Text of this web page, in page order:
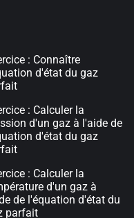
: Connaître
d'état du gaz
: Calculer la
d'un gaz à l'aide de
d'état du gaz
: Calculer la
d'un gaz à
de l'équation d'état du
parfait